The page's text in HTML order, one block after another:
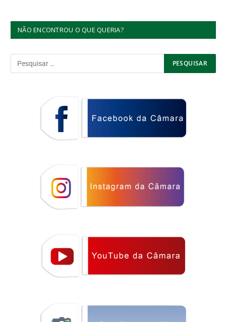
NÃO ENCONTROU O QUE QUERIA?